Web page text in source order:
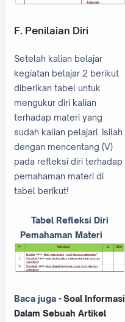
F. Penilaian Diri
Setelah kalian belajar
kegiatan belajar 2 berikut
diberikan tabel untuk
mengukur diri kalian
terhadap materi yang
sudah kalian pelajari. Isilah
dengan mencentang (V)
pada refleksi diri terhadap
pemahaman materi di
tabel berikut!
Tabel Refleksi Diri
Pemahaman Materi
Baca juga -Soal Informasi
Dalam Sebuah Artikel